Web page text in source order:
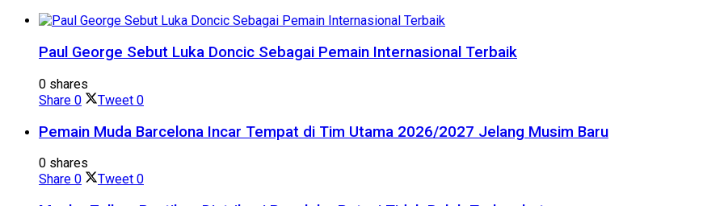
Paul George Sebut Luka Doncic Sebagai Pemain Internasional Terbaik
0 shares
Share 0 Tweet 0
Pemain Muda Barcelona Incar Tempat di Tim Utama 2026/2027 Jelang Musim Baru
0 shares
Share 0 Tweet 0